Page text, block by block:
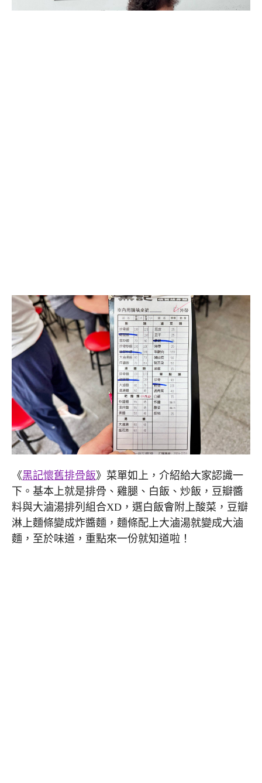
《黑記懷舊排骨飯》菜單如上，介紹給大家認識一
下。基本上就是排骨、雞腿、白飯、炒飯，豆瓣醬
料與大滷湯排列組合XD，選白飯會附上酸菜，豆瓣
淋上麵條變成炸醬麵，麵條配上大滷湯就變成大滷
麵，至於味道，重點來一份就知道啦！